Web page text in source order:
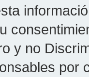
y no
por